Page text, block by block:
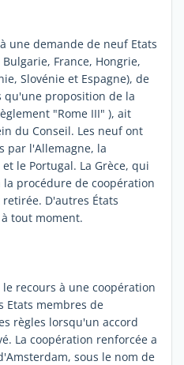
une demande de neuf Etats
France, Hongrie,
Slovénie et Espagne), de
qu'une proposition de la
"Rome III" ), ait
du Conseil. Les neuf ont
par l'Allemagne, la
le Portugal. La Grèce, qui
procédure de coopération
D'autres États
tout moment.
recours à une coopération
Etats membres de
règles lorsqu'un accord
La coopération renforcée a
sous le nom de